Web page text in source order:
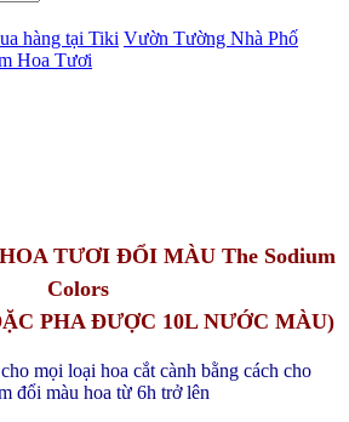
hàng tại Tiki Vườn Tường Nhà Phố
Hoa Tươi
TƯƠI ĐỔI MÀU The Sodium
Colors
PHA ĐƯỢC 10L NƯỚC MÀU)
mọi loại hoa cắt cành bằng cách cho
đổi màu hoa từ 6h trở lên